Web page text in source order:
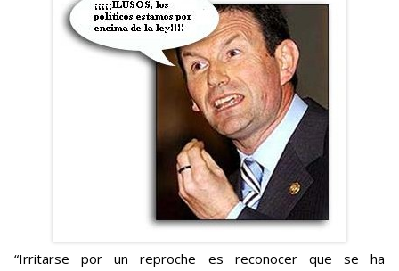
“Irritarse por un reproche es reconocer que se ha